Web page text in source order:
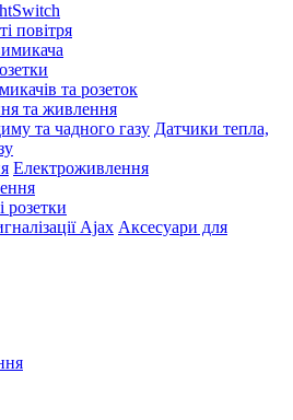
повітря
та розеток
та живлення
Датчики тепла,
Електроживлення
розетки
Аксесуари для